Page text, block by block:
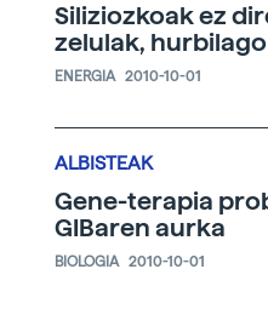
Siliziozkoak ez
zelulak, hurbilago
ENERGIA 2010-10-01
ALBISTEAK
Gene-terapia
GIBaren aurka
BIOLOGIA 2010-10-01